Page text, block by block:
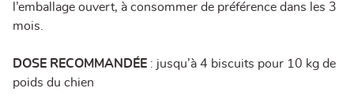
l’emballage ouvert, à consommer de préférence dans les 3
mois.
DOSE RECOMMANDÉE : jusqu’à 4 biscuits pour 10 kg de
poids du chien